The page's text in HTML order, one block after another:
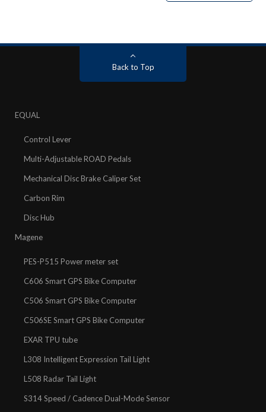
Back to Top
EQUAL
Control Lever
Multi-Adjustable ROAD Pedals
Mechanical Disc Brake Caliper Set
Carbon Rim
Disc Hub
Magene
PES-P515 Power meter set
C606 Smart GPS Bike Computer
C506 Smart GPS Bike Computer
C506SE Smart GPS Bike Computer
EXAR TPU tube
L308 Intelligent Expression Tail Light
L508 Radar Tail Light
S314 Speed / Cadence Dual-Mode Sensor